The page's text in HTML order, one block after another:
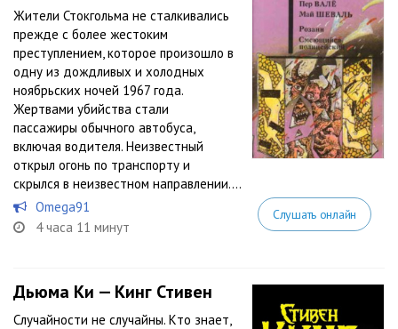
Жители Стокгольма не сталкивались
прежде с более жестоким
преступлением, которое произошло в
одну из дождливых и холодных
ноябрьских ночей 1967 года.
Жертвами убийства стали
пассажиры обычного автобуса,
включая водителя. Неизвестный
открыл огонь по транспорту и
скрылся в неизвестном направлении....
Omega91
4 часа 11 минут
Слушать онлайн
Дьюма Ки — Кинг Стивен
Случайности не случайны. Кто знает,